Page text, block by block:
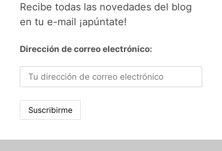
Recibe todas las novedades del blog
en tu e-mail ¡apúntate!
Dirección de correo electrónico: